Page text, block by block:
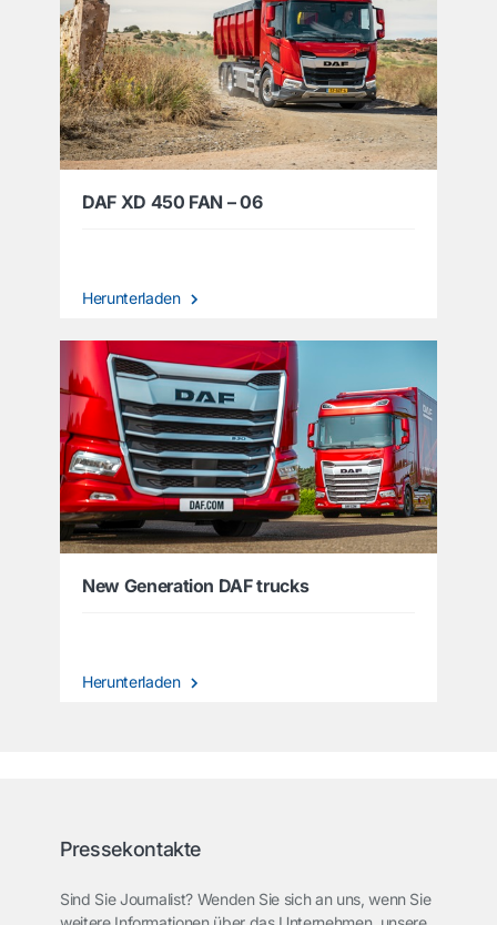
DAF XD 450 FAN – 06
Herunterladen
New Generation DAF trucks
Herunterladen
Pressekontakte
Sind Sie Journalist? Wenden Sie sich an uns, wenn Sie